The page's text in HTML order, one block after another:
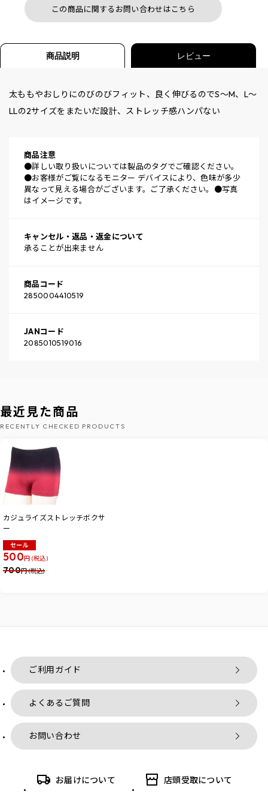
この商品に関するお問い合わせはこちら
商品説明 レビュー
太ももやおしりにのびのびフィット、良く伸びるのでS～M、L～
LLの2サイズをまたいだ設計、ストレッチ感ハンパない
商品注意
●詳しい取り扱いについては製品のタグでご確認ください。
●お客様がご覧になるモニター デバイスにより、色味が多少
異なって見える場合がございます。ご了承ください。●写真
はイメージです。
キャンセル・返品・返金について
承ることが出来ません
商品コード
2850004410519
JANコード
2085010519016
最近見た商品
RECENTLY CHECKED PRODUCTS
カジュライズストレッチボクサ
ー
セール
500円 (税込)
700円 (税込)
ご利用ガイド
よくあるご質問
お問い合わせ
お届けについて 店頭受取について